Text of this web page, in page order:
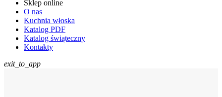
Sklep online
O nas
Kuchnia włoska
Katalog PDF
Katalog świąteczny
Kontakty
exit_to_app